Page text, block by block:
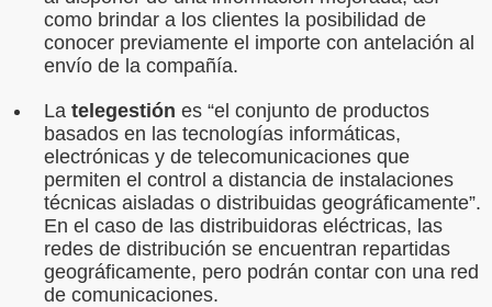
como brindar a los clientes la posibilidad de
conocer previamente el importe con antelación al
envío de la compañía.
La telegestión es “el conjunto de productos
basados en las tecnologías informáticas,
electrónicas y de telecomunicaciones que
permiten el control a distancia de instalaciones
técnicas aisladas o distribuidas geográficamente”.
En el caso de las distribuidoras eléctricas, las
redes de distribución se encuentran repartidas
geográficamente, pero podrán contar con una red
de comunicaciones.